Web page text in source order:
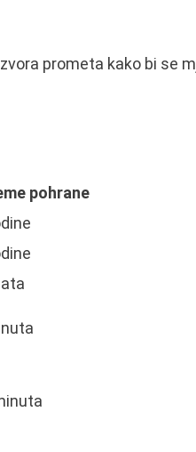
prometa kako bi se
pohrane